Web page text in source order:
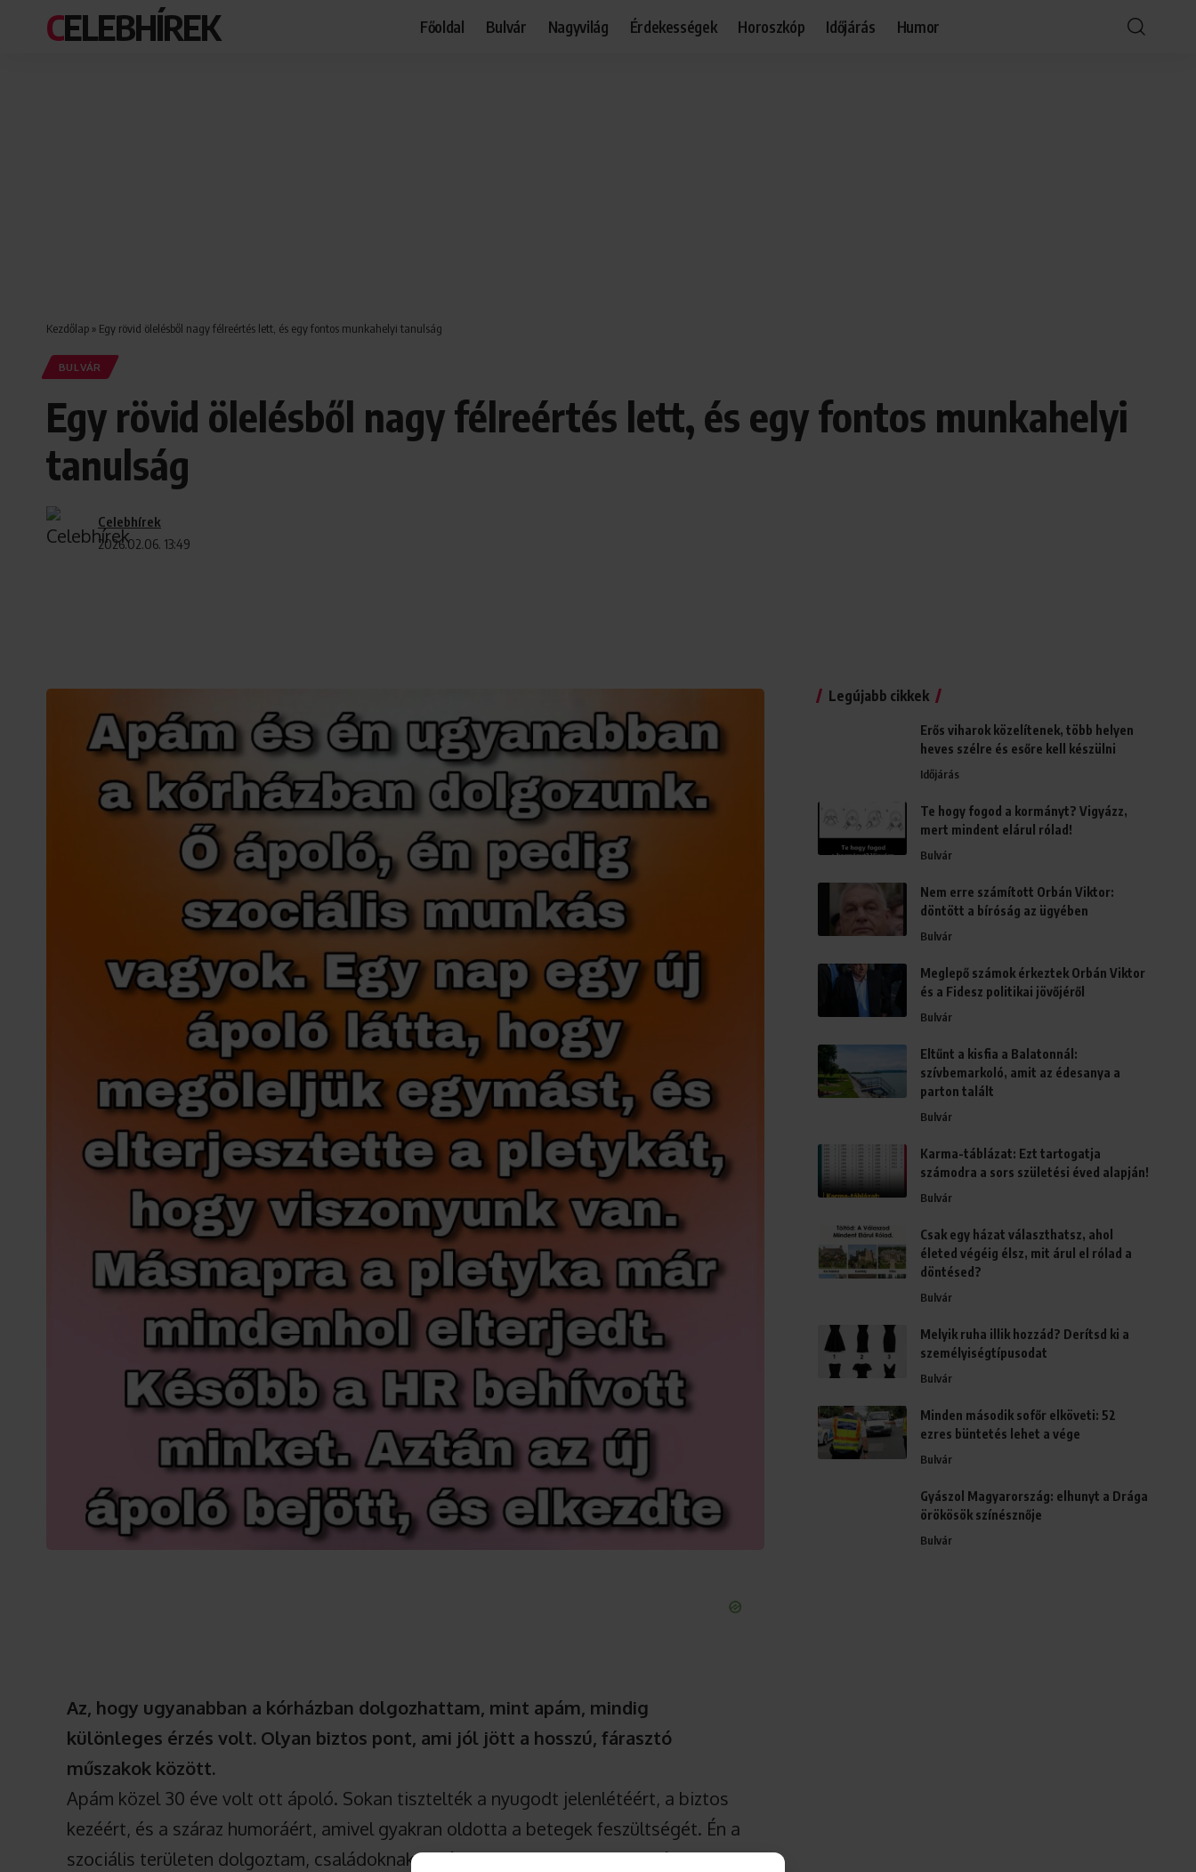
CELEBHÍREK Főoldal Bulvár Nagyvilág Érdekességek Horoszkóp Időjárás Humor
Kezdőlap » Egy rövid ölelésből nagy félreértés lett, és egy fontos munkahelyi tanulság
BULVÁR
Egy rövid ölelésből nagy félreértés lett, és egy fontos munkahelyi
tanulság
2026.02.06. 13:49
Celebhírek
Az, hogy ugyanabban a kórházban dolgozhattam, mint apám, mindig
különleges érzés volt. Olyan biztos pont, ami jól jött a hosszú, fárasztó
műszakok között.
Apám közel 30 éve volt ott ápoló. Sokan tisztelték a nyugodt jelenlétéért, a biztos
kezéért, és a száraz humoráért, amivel gyakran oldotta a betegek feszültségét. Én a
szociális területen dolgoztam, családoknak segítettem eligazodni a diagnózisok,
Legújabb cikkek
Erős viharok közelítenek, több helyen
heves szélre és esőre kell készülni
Időjárás
Te hogy fogod a kormányt? Vigyázz,
mert mindent elárul rólad!
Bulvár
Nem erre számított Orbán Viktor:
döntött a bíróság az ügyében
Bulvár
Meglepő számok érkeztek Orbán Viktor
és a Fidesz politikai jövőjéről
Bulvár
Eltűnt a kisfia a Balatonnál:
szívbemarkoló, amit az édesanya a
parton talált
Bulvár
Karma-táblázat: Ezt tartogatja
számodra a sors születési éved alapján!
Bulvár
Csak egy házat választhatsz, ahol
életed végéig élsz, mit árul el rólad a
döntésed?
Bulvár
Melyik ruha illik hozzád? Derítsd ki a
személyiségtípusodat
Bulvár
Minden második sofőr elköveti: 52
ezres büntetés lehet a vége
Bulvár
Gyászol Magyarország: elhunyt a Drága
örökösök színésznője
Bulvár